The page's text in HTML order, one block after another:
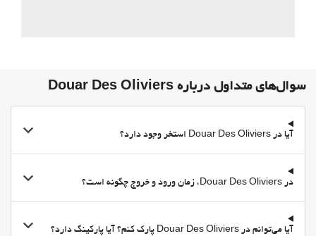
سوال‌های متداول درباره Douar Des Oliviers
آیا در Douar Des Oliviers استخر وجود دارد؟
در Douar Des Oliviers، زمان ورود و خروج چگونه است؟
آیا می‌توانم در Douar Des Oliviers پارک کنم؟ آیا پارکینگ دارد؟